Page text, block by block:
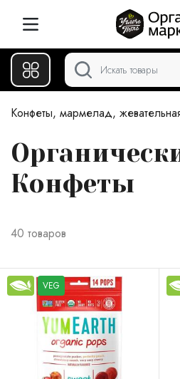
Конфеты, мармелад,
Конфеты
40 товаров
VEG